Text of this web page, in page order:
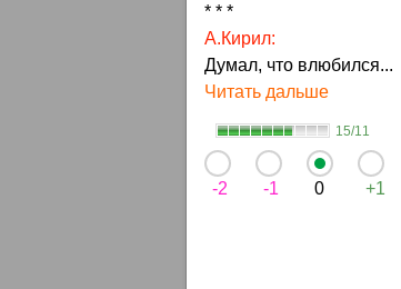
* * *
А.Кирил:
Думал, что влюбился...
Читать дальше
15/11
-2 -1 0 +1